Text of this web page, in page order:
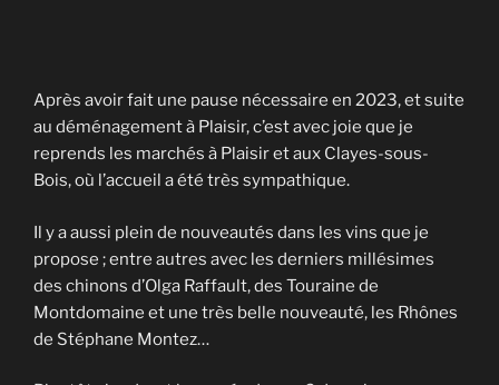
Après avoir fait une pause nécessaire en 2023, et suite
au déménagement à Plaisir, c’est avec joie que je
reprends les marchés à Plaisir et aux Clayes-sous-
Bois, où l’accueil a été très sympathique.
Il y a aussi plein de nouveautés dans les vins que je
propose ; entre autres avec les derniers millésimes
des chinons d’Olga Raffault, des Touraine de
Montdomaine et une très belle nouveauté, les Rhônes
de Stéphane Montez…